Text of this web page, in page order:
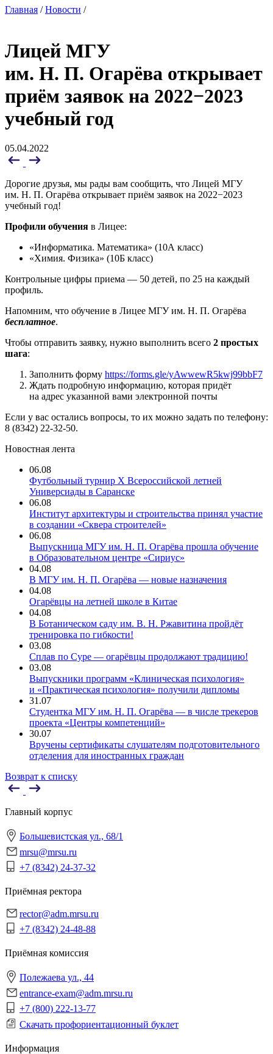
Главная /Новости /
Лицей МГУ
им. Н. П. Огарёва открывает
приём заявок на 2022−2023
учебный год
05.04.2022
Дорогие друзья, мы рады вам сообщить, что Лицей МГУ
им. Н. П. Огарёва открывает приём заявок на 2022−2023
учебный год!
Профили обучения в Лицее:
«Информатика. Математика» (10А класс)
«Химия. Физика» (10Б класс)
Контрольные цифры приема — 50 детей, по 25 на каждый
профиль.
Напомним, что обучение в Лицее МГУ им. Н. П. Огарёва
бесплатное.
Чтобы отправить заявку, нужно выполнить всего 2 простых
шага:
Заполнить форму https://forms.gle/yAwwewR5kwj99bbF7
Ждать подробную информацию, которая придёт
на адрес указанной вами электронной почты
Если у вас остались вопросы, то их можно задать по телефону:
8 (8342) 22-32-50.
Новостная лента
06.08
Футбольный турнир X Всероссийской летней
Универсиады в Саранске
06.08
Институт архитектуры и строительства принял участие
в создании «Сквера строителей»
06.08
Выпускница МГУ им. Н. П. Огарёва прошла обучение
в Образовательном центре «Сириус»
04.08
В МГУ им. Н. П. Огарёва — новые назначения
04.08
Огарёвцы на летней школе в Китае
04.08
В Ботаническом саду им. В. Н. Ржавитина пройдёт
тренировка по гибкости!
03.08
Сплав по Суре — огарёвцы продолжают традицию!
03.08
Выпускники программ «Клиническая психология»
и «Практическая психология» получили дипломы
31.07
Студентка МГУ им. Н. П. Огарёва — в числе трекеров
проекта «Центры компетенций»
30.07
Вручены сертификаты слушателям подготовительного
отделения для иностранных граждан
Возврат к списку
Главный корпус
Большевистская ул., 68/1
mrsu@mrsu.ru
+7 (8342) 24-37-32
Приёмная ректора
rector@adm.mrsu.ru
+7 (8342) 24-48-88
Приёмная комиссия
Полежаева ул., 44
entrance-exam@adm.mrsu.ru
+7 (800) 222-13-77
Скачать профориентационный буклет
Информация